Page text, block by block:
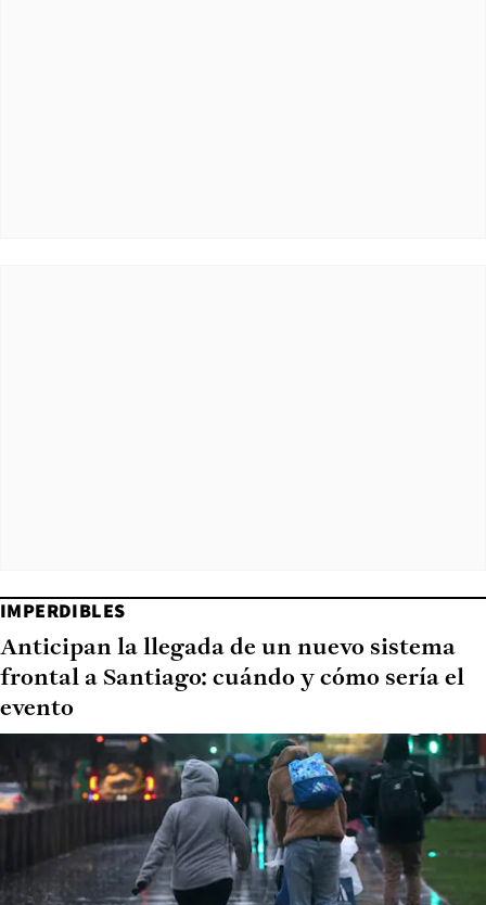
IMPERDIBLES
Anticipan la llegada de un nuevo sistema
frontal a Santiago: cuándo y cómo sería el
evento